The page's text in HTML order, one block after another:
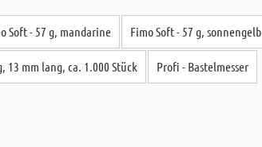
Soft - 57 g, mandarine Fimo Soft - 57 g, sonnengelb
13 mm lang, ca. 1.000 Stück Profi - Bastelmesser